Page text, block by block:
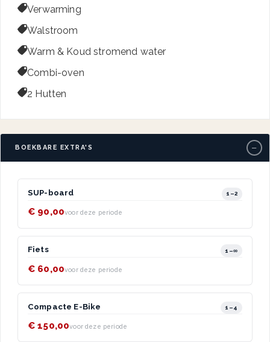
Verwarming
Walstroom
Warm & Koud stromend water
Combi-oven
2 Hutten
BOEKBARE EXTRA'S −
SUP-board 1–2
€ 90,00voor deze periode
Fiets 1–∞
€ 60,00voor deze periode
Compacte E-Bike 1–4
€ 150,00voor deze periode